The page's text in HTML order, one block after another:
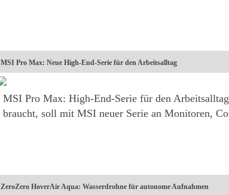
MSI Pro Max: Neue High-End-Serie für den Arbeitsalltag
MSI Pro Max: High-End-Serie für den
braucht, soll mit MSI neuer Serie an Monitoren,
ZeroZero HoverAir Aqua: Wasserdrohne für autonome Aufnahmen